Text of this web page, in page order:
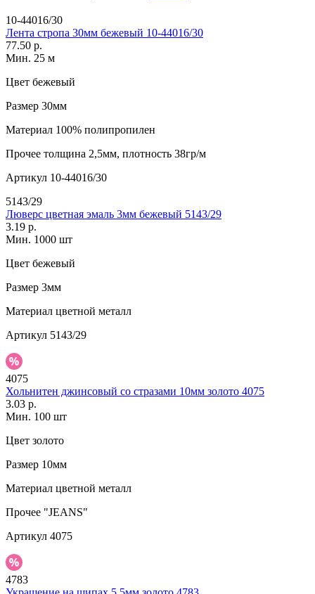
10-44016/30
Лента стропа 30мм бежевый 10-44016/30
77.50 р.
Мин. 25 м
Цвет бежевый
Размер 30мм
Материал 100% полипропилен
Прочее толщина 2,5мм, плотность 38гр/м
Артикул 10-44016/30
5143/29
Люверс цветная эмаль 3мм бежевый 5143/29
3.19 р.
Мин. 1000 шт
Цвет бежевый
Размер 3мм
Материал цветной металл
Артикул 5143/29
4075
Хольнитен джинсовый со стразами 10мм золото 4075
3.03 р.
Мин. 100 шт
Цвет золото
Размер 10мм
Материал цветной металл
Прочее "JEANS"
Артикул 4075
4783